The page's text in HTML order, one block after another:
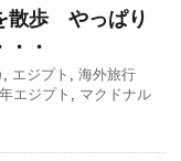
散歩 やっぱり
・
, エジプト , 海外旅行
エジプト , マクドナル